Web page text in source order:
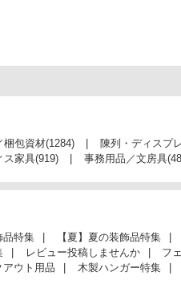
梱包資材(1284) 陳列・ディスプ
ス家具(919) 事務用品／文房具
品特集 【夏】夏の装飾品特集
レビュー投稿しませんか フ
アウト用品 木製ハンガー特集